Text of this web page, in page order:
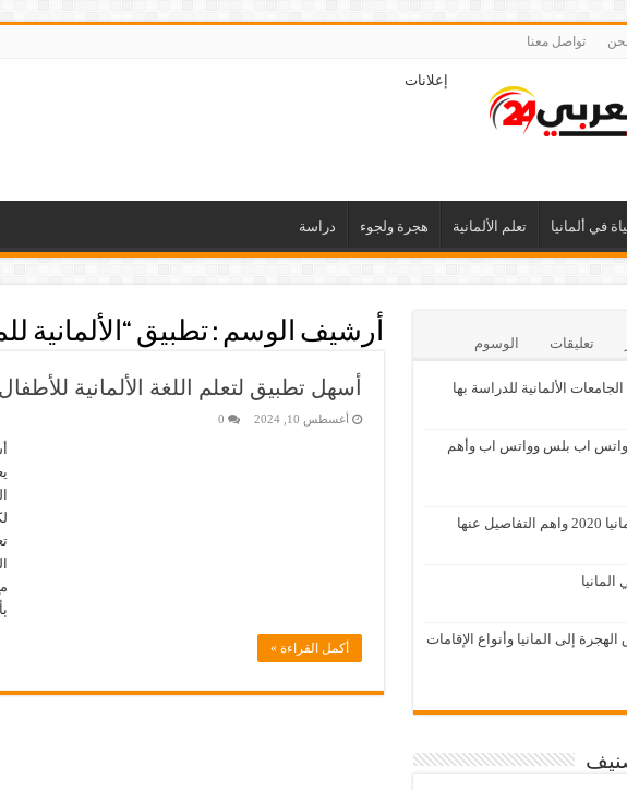
تواصل معنا
إعلانات
في ألمانيا تعلم الألمانية هجرة ولجوء دراسة
أرشيف الوسم :تطبيق “الألمانية
أسهل تطبيق لتعلم اللغة الألمانية
أغسطس 10, 2024 0
أكمل القراءة »
تعليقات الوسوم
الألمانية للدراسة بها
واتس اب بلس وواتس اب وأهم
عنها
المانيا
إلى المانيا وأنواع الإقامات